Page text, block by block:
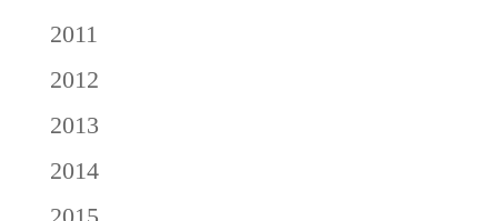
2011
2012
2013
2014